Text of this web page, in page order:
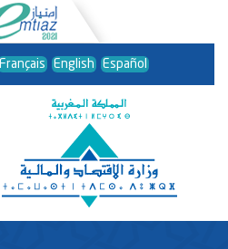
Français English Español